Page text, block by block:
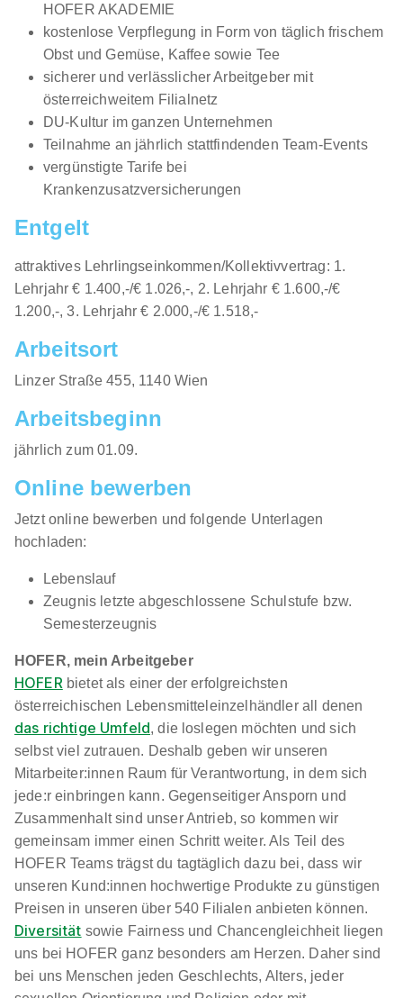
HOFER AKADEMIE
kostenlose Verpflegung in Form von täglich frischem
Obst und Gemüse, Kaffee sowie Tee
sicherer und verlässlicher Arbeitgeber mit
österreichweitem Filialnetz
DU-Kultur im ganzen Unternehmen
Teilnahme an jährlich stattfindenden Team-Events
vergünstigte Tarife bei
Krankenzusatzversicherungen
Entgelt
attraktives Lehrlingseinkommen/Kollektivvertrag: 1.
Lehrjahr € 1.400,-/€ 1.026,-, 2. Lehrjahr € 1.600,-/€
1.200,-, 3. Lehrjahr € 2.000,-/€ 1.518,-
Arbeitsort
​Linzer Straße 455, 1140 Wien​​
Arbeitsbeginn
jährlich zum 01.09.​
Online bewerben
Jetzt online bewerben und folgende Unterlagen
hochladen:
Lebenslauf
Zeugnis letzte abgeschlossene Schulstufe bzw.
Semesterzeugnis
HOFER, mein Arbeitgeber
HOFER bietet als einer der erfolgreichsten
österreichischen Lebensmitteleinzelhändler all denen
das richtige Umfeld, die loslegen möchten und sich
selbst viel zutrauen. Deshalb geben wir unseren
Mitarbeiter:innen Raum für Verantwortung, in dem sich
jede:r einbringen kann. Gegenseitiger Ansporn und
Zusammenhalt sind unser Antrieb, so kommen wir
gemeinsam immer einen Schritt weiter. Als Teil des
HOFER Teams trägst du tagtäglich dazu bei, dass wir
unseren Kund:innen hochwertige Produkte zu günstigen
Preisen in unseren über 540 Filialen anbieten können.
Diversität sowie Fairness und Chancengleichheit liegen
uns bei HOFER ganz besonders am Herzen. Daher sind
bei uns Menschen jeden Geschlechts, Alters, jeder